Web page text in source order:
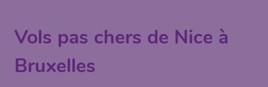
Vols pas chers de Nice à
Bruxelles